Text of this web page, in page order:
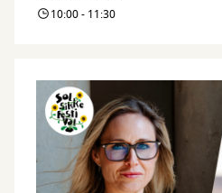
10:00 - 11:30